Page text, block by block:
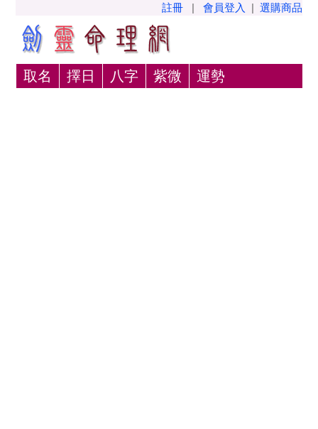
註冊 | 會員登入 | 選購商品
取名 擇日 八字 紫微 運勢